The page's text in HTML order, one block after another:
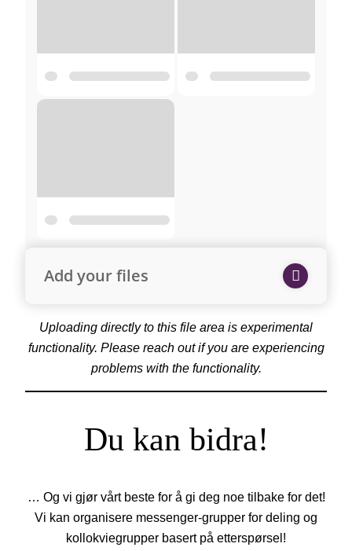
Add your files
Uploading directly to this file area is experimental
functionality. Please reach out if you are experiencing
problems with the functionality.
Du kan bidra!
… Og vi gjør vårt beste for å gi deg noe tilbake for det!
Vi kan organisere messenger-grupper for deling og
kollokviegrupper basert på etterspørsel!